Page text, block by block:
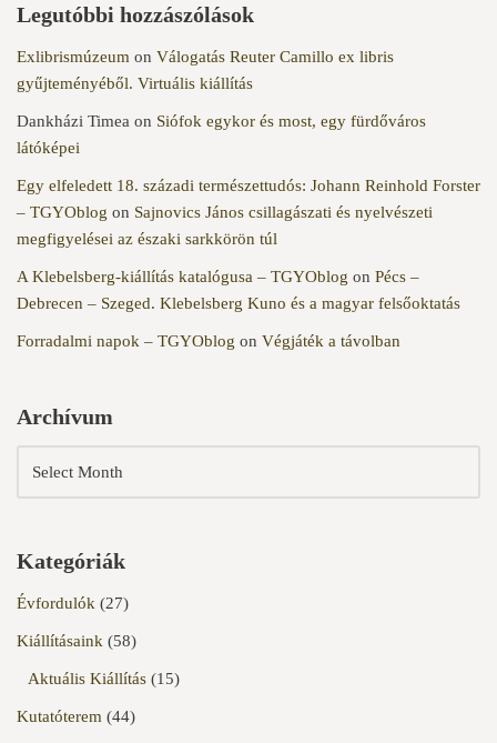
Legutóbbi hozzászólások
Exlibrismúzeum on Válogatás Reuter Camillo ex libris
gyűjteményéből. Virtuális kiállítás
Dankházi Timea on Siófok egykor és most, egy fürdőváros
látóképei
Egy elfeledett 18. századi természettudós: Johann Reinhold Forster
– TGYOblog on Sajnovics János csillagászati és nyelvészeti
megfigyelései az északi sarkkörön túl
A Klebelsberg-kiállítás katalógusa – TGYOblog on Pécs –
Debrecen – Szeged. Klebelsberg Kuno és a magyar felsőoktatás
Forradalmi napok – TGYOblog on Végjáték a távolban
Archívum
Kategóriák
Évfordulók (27)
Kiállításaink (58)
Aktuális Kiállítás (15)
Kutatóterem (44)